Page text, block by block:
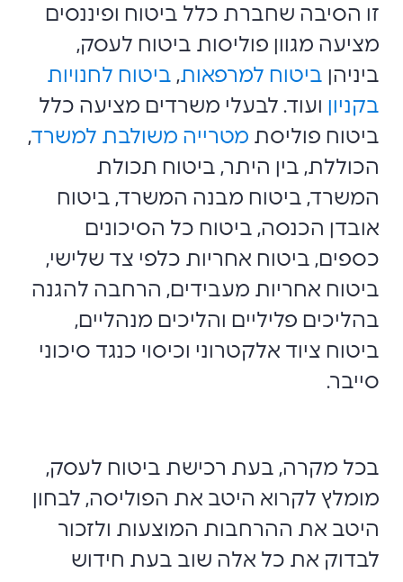
זו הסיבה שחברת כלל ביטוח ופיננסים
מציעה מגוון פוליסות ביטוח לעסק,
ביניהן ביטוח למרפאות, ביטוח לחנויות
בקניון ועוד. לבעלי משרדים מציעה כלל
ביטוח פוליסת מטרייה משולבת למשרד,
הכוללת, בין היתר, ביטוח תכולת
המשרד, ביטוח מבנה המשרד, ביטוח
אובדן הכנסה, ביטוח כל הסיכונים
כספים, ביטוח אחריות כלפי צד שלישי,
ביטוח אחריות מעבידים, הרחבה להגנה
בהליכים פליליים והליכים מנהליים,
ביטוח ציוד אלקטרוני וכיסוי כנגד סיכוני
סייבר.
בכל מקרה, בעת רכישת ביטוח לעסק,
מומלץ לקרוא היטב את הפוליסה, לבחון
היטב את ההרחבות המוצעות ולזכור
לבדוק את כל אלה שוב בעת חידוש